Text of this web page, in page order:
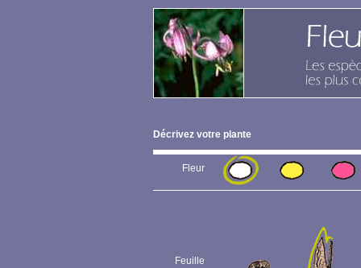
Décrivez votre plante
Fleur
Feuille